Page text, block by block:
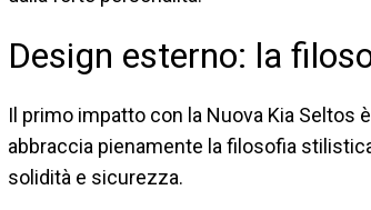
Design esterno: la
Il primo impatto con la Nuova Kia Seltos
abbraccia pienamente la filosofia
solidità e sicurezza.